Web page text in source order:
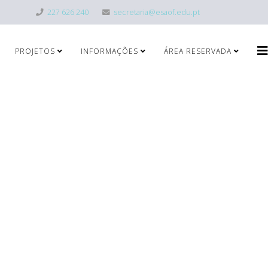
227 626 240 secretaria@esaof.edu.pt
PROJETOS INFORMAÇÕES ÁREA RESERVADA